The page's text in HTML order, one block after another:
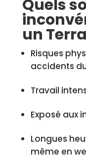
Quels
un
Risques
accidents
Travail
Exposé aux
Longues
même en